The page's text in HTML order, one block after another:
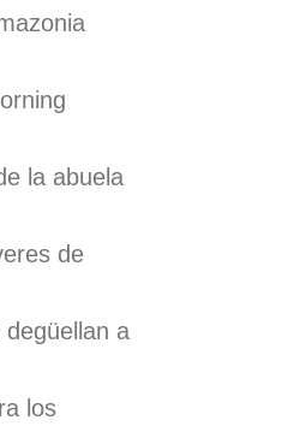
la abuela
de
degüellan a
los